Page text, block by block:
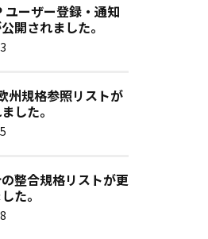
ユーザー登録・通知
開されました。
州規格参照リストが
した。
整合規格リストが更
た。